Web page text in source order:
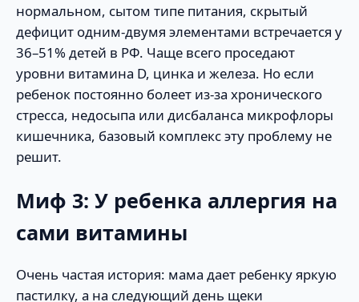
нормальном, сытом типе питания, скрытый
дефицит одним-двумя элементами встречается у
36–51% детей в РФ. Чаще всего проседают
уровни витамина D, цинка и железа. Но если
ребенок постоянно болеет из-за хронического
стресса, недосыпа или дисбаланса микрофлоры
кишечника, базовый комплекс эту проблему не
решит.
Миф 3: У ребенка аллергия на
сами витамины
Очень частая история: мама дает ребенку яркую
пастилку, а на следующий день щеки